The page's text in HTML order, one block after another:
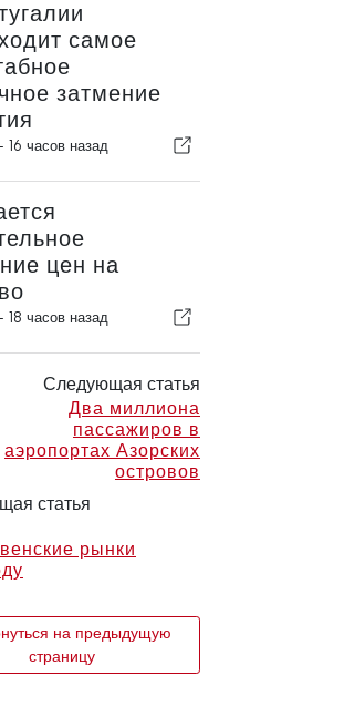
самое
затмение
16 часов назад
цен на
18 часов назад
Следующая статья
Два миллиона
пассажиров в
аэропортах Азорских
островов
статья
рынки
на предыдущую
страницу